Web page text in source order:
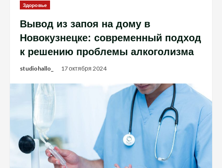
Здоровье
Вывод из запоя на дому в
Новокузнецке: современный подход
к решению проблемы алкоголизма
studiohallo_ 17 октября 2024